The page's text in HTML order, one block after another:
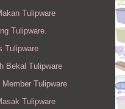
Tulipware
Tulipware.
Tulipware
Bekal Tulipware
Member Tulipware
Tulipware